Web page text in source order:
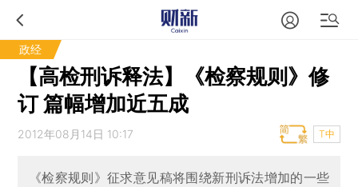
政经
【高检刑诉释法】《检察规则》修
订 篇幅增加近五成
2012年08月14日 10:17 T中
《检察规则》征求意见稿将围绕新刑诉法增加的一些